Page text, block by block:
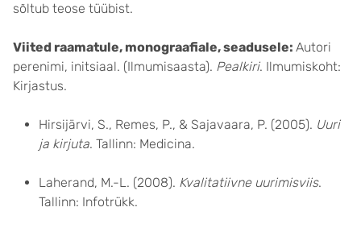
sõltub teose tüübist.
Viited raamatule, monograafiale, seadusele: Autori
perenimi, initsiaal. (Ilmumisaasta). Pealkiri. Ilmumiskoht:
Kirjastus.
Hirsijärvi, S., Remes, P., & Sajavaara, P. (2005). Uuri
ja kirjuta. Tallinn: Medicina.
Laherand, M.-L. (2008). Kvalitatiivne uurimisviis.
Tallinn: Infotrükk.